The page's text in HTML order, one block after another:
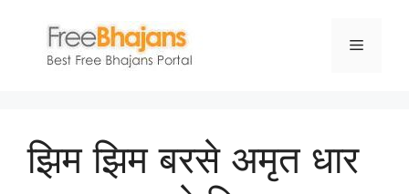
content
Menu
झिम झिम बरसे अमृत धार